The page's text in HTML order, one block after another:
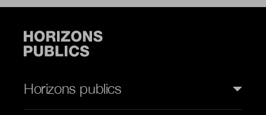
Horizons publics